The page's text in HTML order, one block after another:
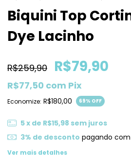
Biquini Top
Dye Lacinho
R$259,90 R$79,90
R$77,50 com Pix
Economize: R$180,00 69% OFF
5x de R$15,98 sem juros
3% de desconto pagando com
Ver mais detalhes